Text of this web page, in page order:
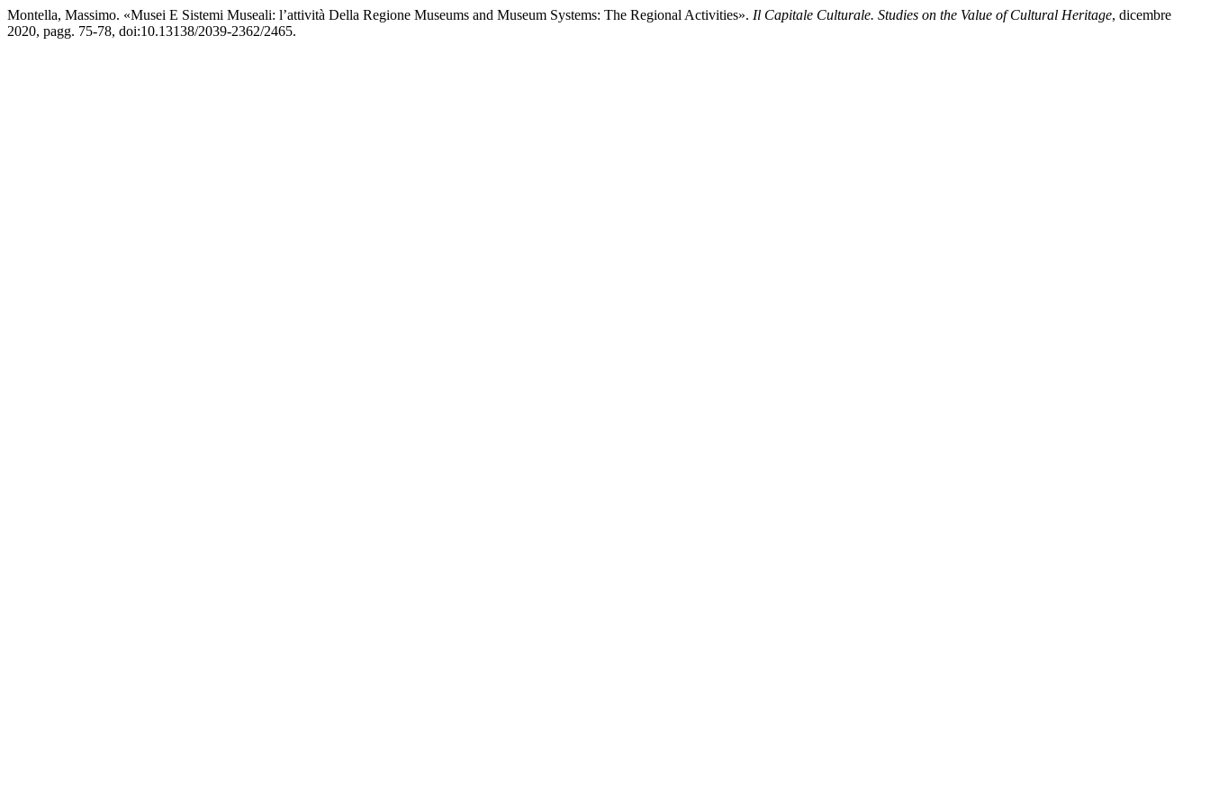
Montella, Massimo. «Musei E Sistemi Museali: l’attività Della Regione Museums and Museum Systems: The Regional Activities». Il Capitale Culturale. Studies on the Value of Cultural Heritage, dicembre
2020, pagg. 75-78, doi:10.13138/2039-2362/2465.